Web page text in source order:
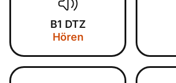
B1 DTZ
Hören